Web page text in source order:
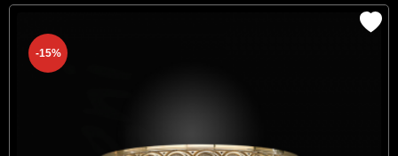
-15%